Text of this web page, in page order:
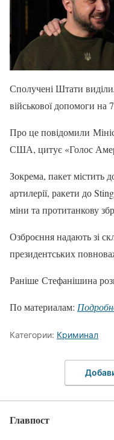
Сполучені Штати
військової допомоги на
Про це повідомили
США, цитує «Голос
Зокрема, пакет містить
артилерії, ракети до
міни та протитанкову
Озброєння надають зі
президентських
Раніше Стефанішина
По материалам:
Категории: Криминал
Главпост